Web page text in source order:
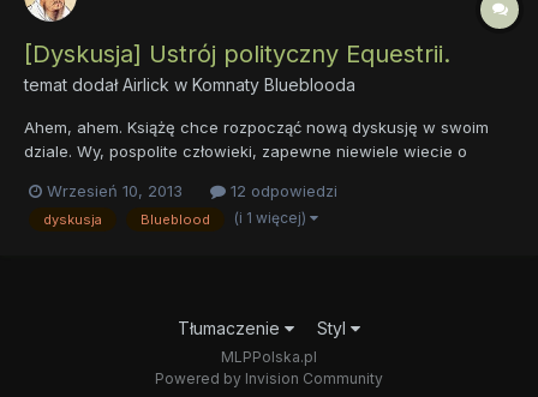
[Dyskusja] Ustrój polityczny Equestrii.
temat dodałAirlick w Komnaty Blueblooda
Ahem, ahem. Książę chce rozpocząć nową dyskusję w swoim
dziale. Wy, pospolite człowieki, zapewne niewiele wiecie o
wasze opinie na jego temat - z pewnością dostarczycie mu
wielu okazji do śmiechu. A więc: jak myślicie, jak wygląda poli...
Wrzesień 10, 2013 12 odpowiedzi
dyskusja Blueblood (i 1 więcej)
Tłumaczenie Styl
MLPPolska.pl
Powered by Invision Community